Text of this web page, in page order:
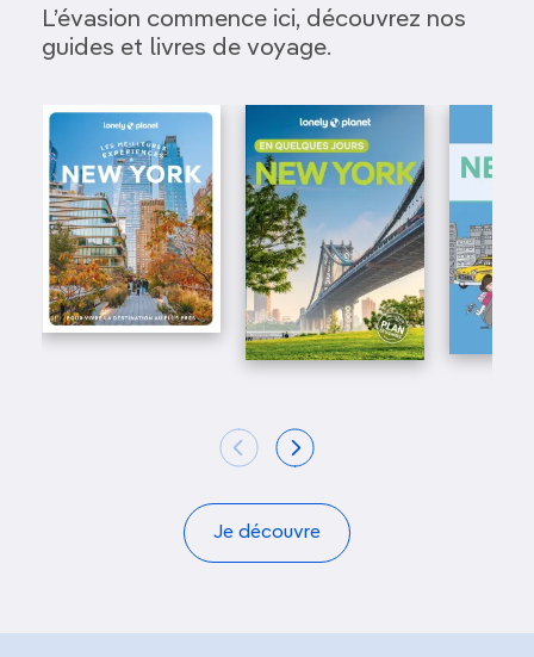
L’évasion commence ici, découvrez nos
guides et livres de voyage.
Je découvre